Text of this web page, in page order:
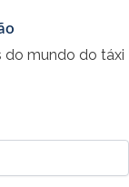
do mundo do táxi